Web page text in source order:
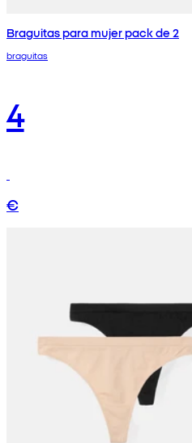
Braguitas para mujer pack de 2
braguitas
4
€